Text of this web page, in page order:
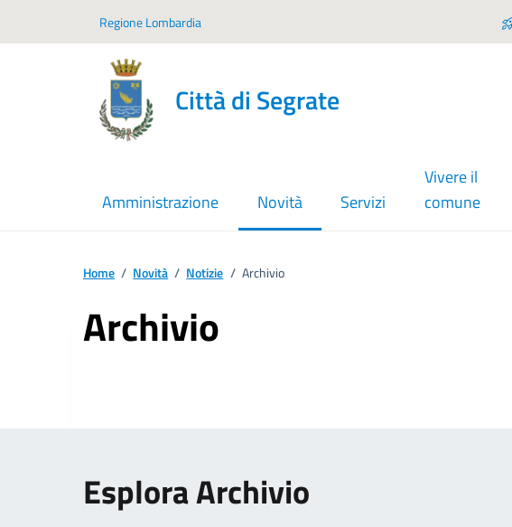
Regione Lombardia
Città di Segrate
Amministrazione Novità
menu selezionato
Servizi
Vivere il
comune
Home / Novità / Notizie / Archivio
Archivio
Esplora Archivio